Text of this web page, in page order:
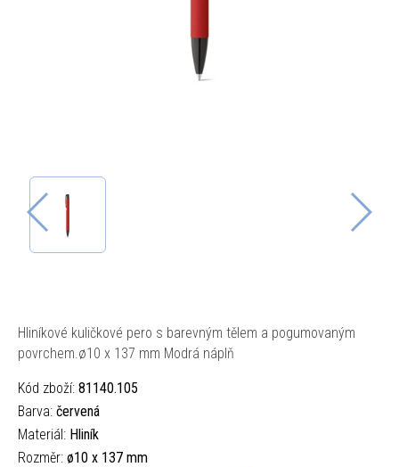
Hliníkové kuličkové pero s barevným tělem a pogumovaným
povrchem.ø10 x 137 mm Modrá náplň
Kód zboží: 81140.105
Barva: červená
Materiál: Hliník
Rozměr: ø10 x 137 mm